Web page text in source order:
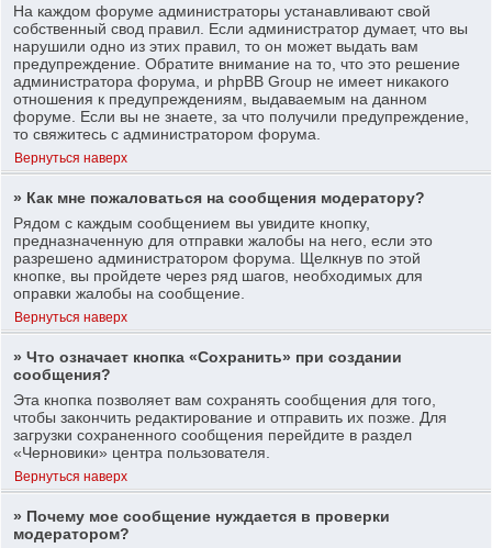
На каждом форуме администраторы устанавливают свой
собственный свод правил. Если администратор думает, что вы
нарушили одно из этих правил, то он может выдать вам
предупреждение. Обратите внимание на то, что это решение
администратора форума, и phpBB Group не имеет никакого
отношения к предупреждениям, выдаваемым на данном
форуме. Если вы не знаете, за что получили предупреждение,
то свяжитесь с администратором форума.
Вернуться наверх
» Как мне пожаловаться на сообщения модератору?
Рядом с каждым сообщением вы увидите кнопку,
предназначенную для отправки жалобы на него, если это
разрешено администратором форума. Щелкнув по этой
кнопке, вы пройдете через ряд шагов, необходимых для
оправки жалобы на сообщение.
Вернуться наверх
» Что означает кнопка «Сохранить» при создании
сообщения?
Эта кнопка позволяет вам сохранять сообщения для того,
чтобы закончить редактирование и отправить их позже. Для
загрузки сохраненного сообщения перейдите в раздел
«Черновики» центра пользователя.
Вернуться наверх
» Почему мое сообщение нуждается в проверки
модератором?